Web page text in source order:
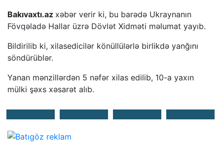
Bakıvaxtı.az xəbər verir ki, bu barədə Ukraynanın
Fövqəladə Hallar üzrə Dövlət Xidməti məlumat yayıb.
Bildirilib ki, xilasedicilər könüllülərlə birlikdə yanğını
söndürüblər.
Yanan mənzillərdən 5 nəfər xilas edilib, 10-a yaxın
mülki şəxs xəsarət alıb.